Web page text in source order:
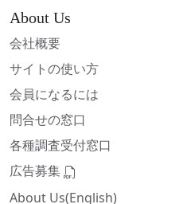
About Us
会社概要
サイトの使い方
会員になるには
問合せの窓口
各種調査受付窓口
広告募集
About Us(English)